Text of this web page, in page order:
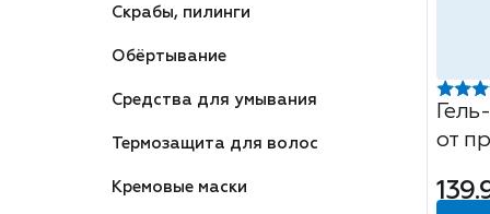
Скрабы, пилинги
Обёртывание
Средства для умывания
Термозащита для волос
Кремовые маски
от